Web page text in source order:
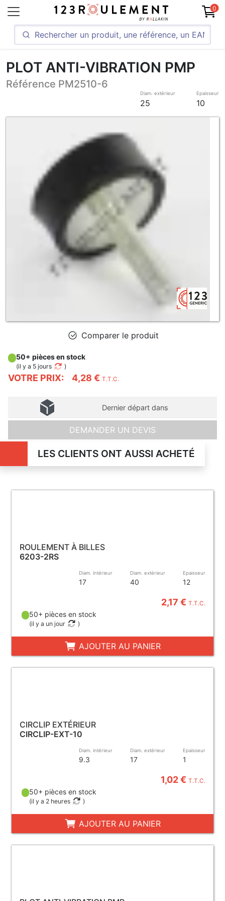
0
PLOT ANTI-VIBRATION PMP
Référence PM2510-6
Diam. extérieur
25
Epaisseur
10
Comparer le produit
VOTRE PRIX: 4,28 € T.T.C.
50+ pièces en stock
(il y a 5 jours )
Dernier départ dans
DEMANDER UN DEVIS
LES CLIENTS ONT AUSSI ACHETÉ
ROULEMENT À BILLES
6203-2RS
Diam. intérieur
17
Diam. extérieur
40
Epaisseur
12
2,17 €T.T.C.
50+ pièces en stock
(il y a un jour )
AJOUTER AU PANIER
CIRCLIP EXTÉRIEUR
CIRCLIP-EXT-10
Diam. intérieur
9.3
Diam. extérieur
17
Epaisseur
1
1,02 €T.T.C.
50+ pièces en stock
(il y a 2 heures )
AJOUTER AU PANIER